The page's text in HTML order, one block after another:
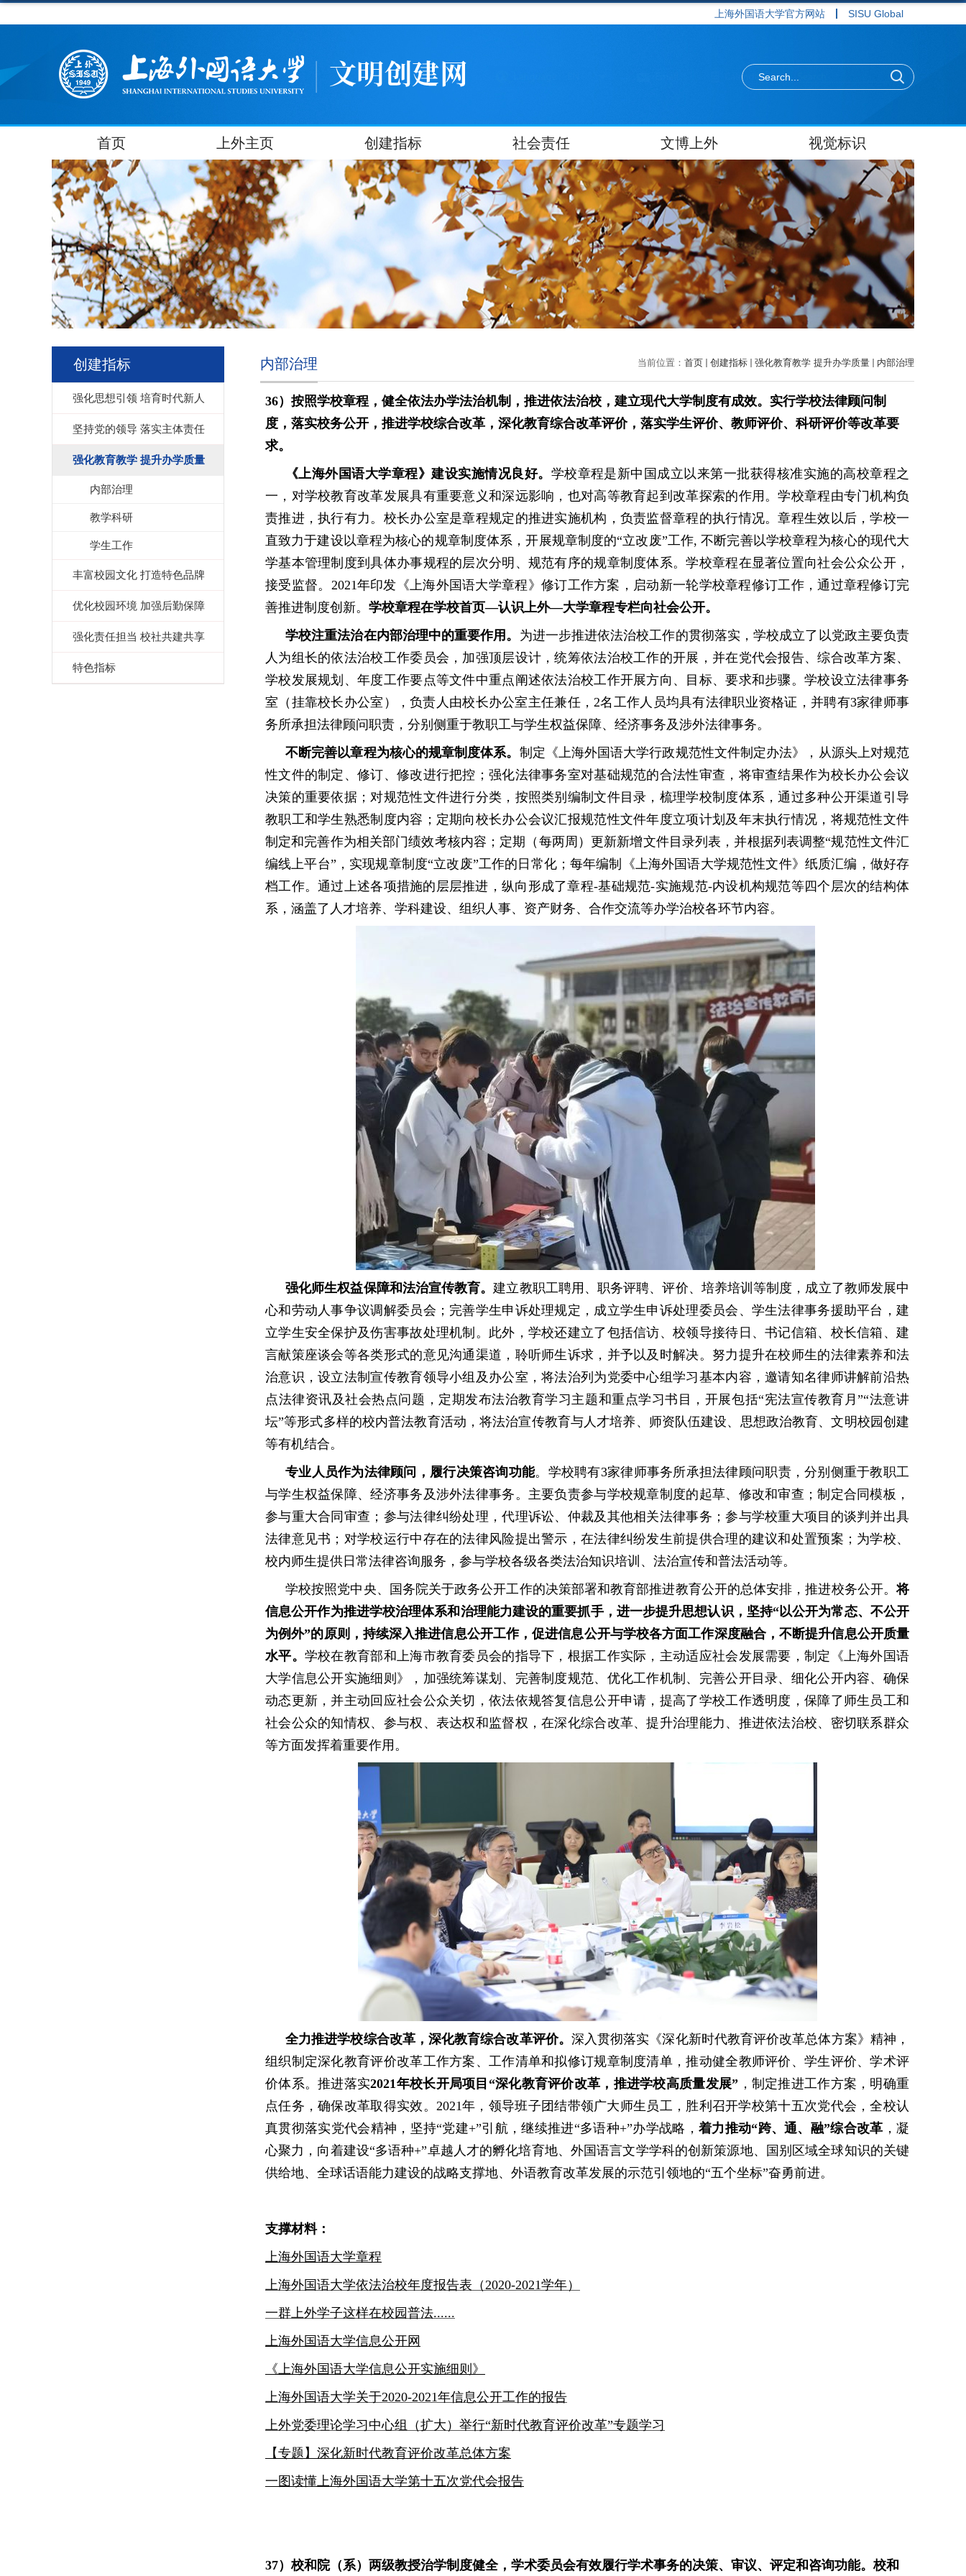
上海外国语大学官方网站 SISU Global
首页 上外主页 创建指标 社会责任 文博上外 视觉标识
创建指标
强化思想引领 培育时代新人
坚持党的领导 落实主体责任
强化教育教学 提升办学质量
内部治理
教学科研
学生工作
丰富校园文化 打造特色品牌
优化校园环境 加强后勤保障
强化责任担当 校社共建共享
特色指标
当前位置： 首页 创建指标 强化教育教学 提升办学质量 内部治理
内部治理
36） 按照学校章程，健全依法办学法治机制，推进依法治校，建立现代大学制度有成效。实行学校法律顾问制
度，落实校务公开，推进学校综合改革，深化教育综合改革评价，落实学生评价、教师评价、科研评价等改革要
求。
《上海外国语大学章程》建设实施情况良好。 学校章程是新中国成立以来第一批获得核准实施的高校章程之
一 ， 对学校教育改革发展具有重要意义和深远影响，也对高等教育起到改革探索的作用。学校章程由专门机构负
责推进，执行有力。校长办公室是章程规定的推进实施机构，负责监督章程的执行情况。章程生效以后，学校一
直致力于建设以章程为核心的规章制度体系，开展规章制度的“立改废”工作, 不断完善以学校章程为核心的现代大
学基本管理制度到具体办事规程的层次分明、规范有序的规章制度体系。学校章程在显著位置向社会公众公开，
接受监督。 2021年印发《上海外国语大学章程》修订工作方案，启动新一轮学校章程修订工作，通过章程修订完
善推进制度创新。 学校章程在学校首页—认识上外—大学章程专栏向社会公开。
学校注重法治在内部治理中的重要作用。 为进一步推进依法治校工作的贯彻落实，学校成立了以党政主要负责
人为组长的依法治校工作委员会，加强顶层设计，统筹依法治校工作的开展，并在党代会报告、综合改革方案、
学校发展规划、年度工作要点等文件中重点阐述依法治校工作开展方向、目标、要求和步骤。学校设立法律事务
室（挂靠校长办公室），负责人由校长办公室主任兼任，2名工作人员均具有法律职业资格证，并聘有3家律师事
务所承担法律顾问职责，分别侧重于教职工与学生权益保障、经济事务及涉外法律事务。
不断完善以章程为核心的规章制度体系。 制定《上海外国语大学行政规范性文件制定办法》，从源头上对规范
性文件的制定、修订、修改进行把控；强化法律事务室对基础规范的合法性审查，将审查结果作为校长办公会议
决策的重要依据；对规范性文件进行分类，按照类别编制文件目录，梳理学校制度体系，通过多种公开渠道引导
教职工和学生熟悉制度内容；定期向校长办公会议汇报规范性文件年度立项计划及年末执行情况，将规范性文件
制定和完善作为相关部门绩效考核内容；定期（每两周）更新新增文件目录列表，并根据列表调整“规范性文件汇
编线上平台”，实现规章制度“立改废”工作的日常化；每年编制《上海外国语大学规范性文件》纸质汇编，做好存
档工作。通过上述各项措施的层层推进，纵向形成了章程-基础规范-实施规范-内设机构规范等四个层次的结构体
系，涵盖了人才培养、学科建设、组织人事、资产财务、合作交流等办学治校各环节内容。
强化师生权益保障和法治宣传教育。建立教职工聘用、职务评聘、评价、培养培训等制度，成立了教师发展中
心和劳动人事争议调解委员会；完善学生申诉处理规定，成立学生申诉处理委员会、学生法律事务援助平台，建
立学生安全保护及伤害事故处理机制。此外，学校还建立了包括信访、校领导接待日、书记信箱、校长信箱、建
言献策座谈会等各类形式的意见沟通渠道，聆听师生诉求，并予以及时解决。努力提升在校师生的法律素养和法
治意识，设立法制宣传教育领导小组及办公室，将法治列为党委中心组学习基本内容，邀请知名律师讲解前沿热
点法律资讯及社会热点问题，定期发布法治教育学习主题和重点学习书目，开展包括“宪法宣传教育月”“法意讲
坛”等形式多样的校内普法教育活动，将法治宣传教育与人才培养、师资队伍建设、思想政治教育、文明校园创建
等有机结合。
专业人员作为法律顾问，履行决策咨询功能。 学校聘有3家律师事务所承担法律顾问职责，分别侧重于教职工
与学生权益保障、经济事务及涉外法律事务。 主要负责参与学校规章制度的起草、修改和审查；制定合同模板，
参与重大合同审查；参与法律纠纷处理，代理诉讼、仲裁及其他相关法律事务；参与学校重大项目的谈判并出具
法律意见书；对学校运行中存在的法律风险提出警示，在法律纠纷发生前提供合理的建议和处置预案；为学校、
校内师生提供日常法律咨询服务，参与学校各级各类法治知识培训、法治宣传和普法活动等。
学校按照党中央、国务院关于政务公开工作的决策部署和教育部推进教育公开的总体安排，推进校务公开。将
信息公开作为推进学校治理体系和治理能力建设的重要抓手，进一步提升思想认识，坚持“以公开为常态、不公开
为例外”的原则，持续深入推进信息公开工作，促进信息公开与学校各方面工作深度融合，不断提升信息公开质量
水平。 学校在教育部和上海市教育委员会的指导下，根据工作实际，主动适应社会发展需要， 制定《上海外国语
大学信息公开实施细则 》， 加强统筹谋划、完善制度规范、优化工作机制、完善公开目录、细化公开内容、确保
动态更新，并主动回应社会公众关切，依法依规答复信息公开申请，提高了学校工作透明度，保障了师生员工和
社会公众的知情权、参与权、表达权和监督权，在深化综合改革、提升治理能力、推进依法治校、密切联系群众
等方面发挥着重要作用。
全力推进学校综合改革，深化教育综合改革评价。 深入贯彻落实《深化新时代教育评价改革总体方案》精神，
组织制定深化教育评价改革工作方案、工作清单和拟修订规章制度清单，推动健全教师评价、学生评价、学术评
价体系。推进落实2021年校长开局项目“深化教育评价改革，推进学校高质量发展” ，制定推进工作方案，明确重
点任务，确保改革取得实效。 2021年， 领导班子团结带领广大师生员工，胜利召开学校第十五次党代会 ，全校认
真贯彻落实党代会精神，坚持“党建+”引航，继续推进“多语种+”办学战略， 着力推动“跨、通、融”综合改革 ，凝
心聚力，向着建设“多语种+”卓越人才的孵化培育地、外国语言文学学科的创新策源地、国别区域全球知识的关键
供给地、全球话语能力建设的战略支撑地、外语教育改革发展的示范引领地的“五个坐标”奋勇前进。
支撑材料：
上海外国语大学章程
上海外国语大学依法治校年度报告表（2020-2021学年）
一群上外学子这样在校园普法......
上海外国语大学信息公开网
《上海外国语大学信息公开实施细则 》
上海外国语大学关于2020-2021年信息公开工作的报告
上外党委理论学习中心组（扩大）举行“新时代教育评价改革”专题学习
【专题】深化新时代教育评价改革总体方案
一图读懂上海外国语大学第十五次党代会报告
37）校和院（系）两级教授治学制度健全，学术委员会有效履行学术事务的决策、审议、评定和咨询功能。校和